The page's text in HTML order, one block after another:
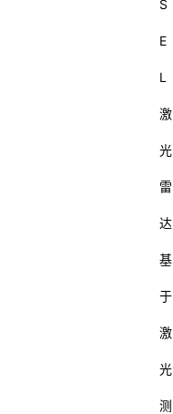
S
E
L
激
光
雷
达
基
于
激
光
测